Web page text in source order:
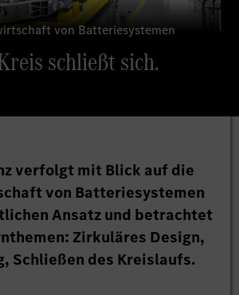
von Batteriesystemen
schließt sich.
verfolgt mit Blick auf die
von Batteriesystemen
Ansatz und betrachtet
Zirkuläres Design,
Schließen des Kreislaufs.